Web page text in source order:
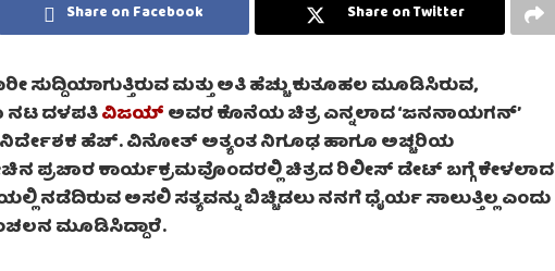
Share on Facebook Share on Twitter
ಸುದ್ದಿಯಾಗುತ್ತಿರುವ ಮತ್ತು ಅತಿ ಹೆಚ್ಚು ಕುತೂಹಲ ಮೂಡಿಸಿರುವ,
ನಟ ದಳಪತಿವಿಜಯ್ಅವರ ಕೊನೆಯ ಚಿತ್ರ ಎನ್ನಲಾದ ‘ಜನನಾಯಗನ್’
ನಿರ್ದೇಶಕ ಹೆಚ್. ವಿನೋತ್ ಅತ್ಯಂತ ನಿಗೂಢ ಹಾಗೂ ಅಚ್ಚರಿಯ
ಪ್ರಚಾರ ಕಾರ್ಯಕ್ರಮವೊಂದರಲ್ಲಿ ಚಿತ್ರದ ರಿಲೀಸ್ ಡೇಟ್ ಬಗ್ಗೆ ಕೇಳಲಾದ
ನಡೆದಿರುವ ಅಸಲಿ ಸತ್ಯವನ್ನು ಬಿಚ್ಚಿಡಲು ನನಗೆ ಧೈರ್ಯ ಸಾಲುತ್ತಿಲ್ಲ ಎಂದು
ಮೂಡಿಸಿದ್ದಾರೆ.